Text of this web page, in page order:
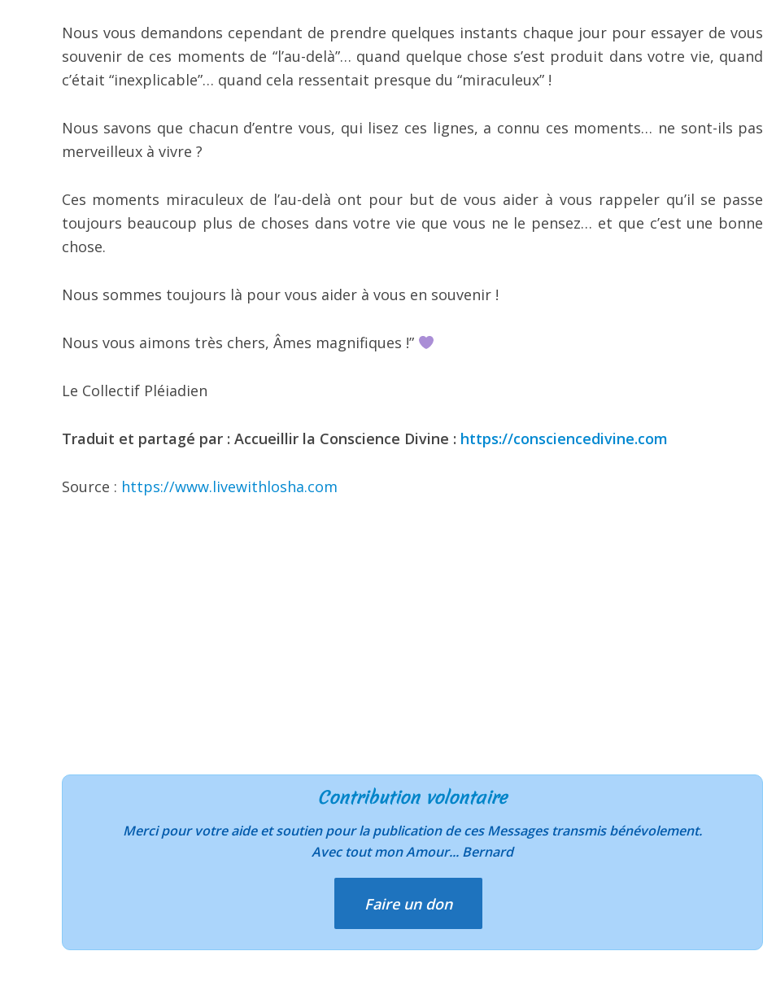
Nous vous demandons cependant de prendre quelques instants chaque jour pour essayer de vous
souvenir de ces moments de “l’au-delà”… quand quelque chose s’est produit dans votre vie, quand
c’était “inexplicable”… quand cela ressentait presque du “miraculeux” !
Nous savons que chacun d’entre vous, qui lisez ces lignes, a connu ces moments… ne sont-ils pas
merveilleux à vivre ?
Ces moments miraculeux de l’au-delà ont pour but de vous aider à vous rappeler qu’il se passe
toujours beaucoup plus de choses dans votre vie que vous ne le pensez… et que c’est une bonne
chose.
Nous sommes toujours là pour vous aider à vous en souvenir !
Nous vous aimons très chers, Âmes magnifiques !”
Le Collectif Pléiadien
Traduit et partagé par : Accueillir la Conscience Divine : https://consciencedivine.com
Source : https://www.livewithlosha.com
Contribution volontaire
Merci pour votre aide et soutien pour la publication de ces Messages transmis bénévolement.
Avec tout mon Amour... Bernard
Faire un don